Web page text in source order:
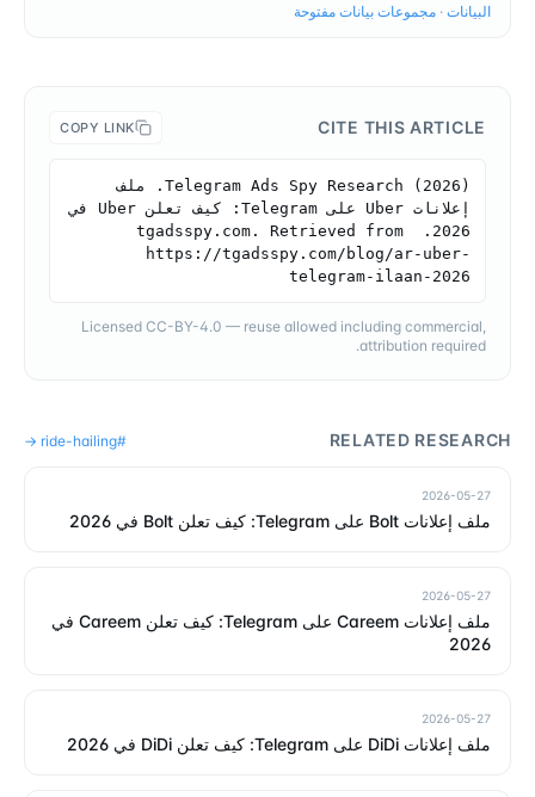
البيانات · مجموعات بيانات مفتوحة
CITE THIS ARTICLE
COPY LINK
Telegram Ads Spy Research (2026). ملف
إعلانات Uber على Telegram: كيف تعلن Uber في
2026. tgadsspy.com. Retrieved from
https://tgadsspy.com/blog/ar-uber-
telegram-ilaan-2026
Licensed CC-BY-4.0 — reuse allowed including commercial,
attribution required.
RELATED RESEARCH
#
ride-hailing
→
2026-05-27
ملف إعلانات Bolt على Telegram: كيف تعلن Bolt في 2026
2026-05-27
ملف إعلانات Careem على Telegram: كيف تعلن Careem في
2026
2026-05-27
ملف إعلانات DiDi على Telegram: كيف تعلن DiDi في 2026